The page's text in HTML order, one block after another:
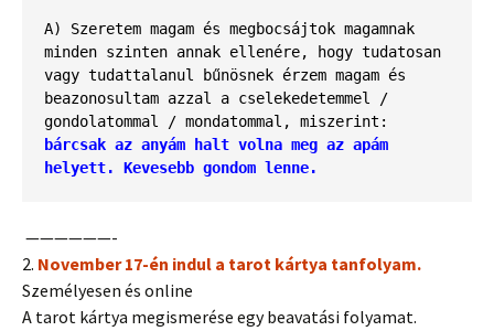
A) Szeretem magam és megbocsájtok magamnak
minden szinten annak ellenére, hogy tudatosan
vagy tudattalanul bűnösnek érzem magam és
beazonosultam azzal a cselekedetemmel /
bárcsak az anyám halt volna meg az apám
helyett. Kevesebb gondom lenne.
——————-
2. November 17-én indul a tarot kártya tanfolyam.
Személyesen és online
A tarot kártya megismerése egy beavatási folyamat.